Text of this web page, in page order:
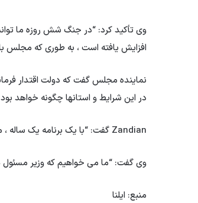
وی تأکید کرد: “در جنگ شش روزه ما
افزایش یافته است ، به طوری که مجلس
نماینده مجلس گفت که دولت اقتدار
در این شرایط و استانها چگونه خواهد
Zandian گفت: “با یک برنامه یک ساله ، ما می توانیم کالاهای گران قیمت را کنترل کنیم و باید از گفتار درمانی خودداری کنیم.”
وی گفت: “ما می خواهیم كه وزیر مسئول
منبع: ایلنا